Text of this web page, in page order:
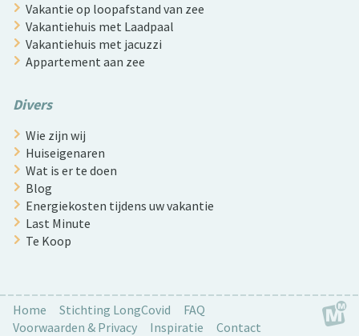
Vakantie op loopafstand van zee
Vakantiehuis met Laadpaal
Vakantiehuis met jacuzzi
Appartement aan zee
Divers
Wie zijn wij
Huiseigenaren
Wat is er te doen
Blog
Energiekosten tijdens uw vakantie
Last Minute
Te Koop
Home Stichting LongCovid
FAQ
Voorwaarden & Privacy
Inspiratie Contact